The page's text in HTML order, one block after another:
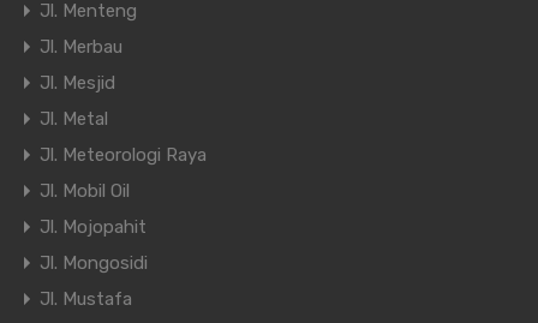
Jl. Menteng
Jl. Merbau
Jl. Mesjid
Jl. Metal
Jl. Meteorologi Raya
Jl. Mobil Oil
Jl. Mojopahit
Jl. Mongosidi
Jl. Mustafa